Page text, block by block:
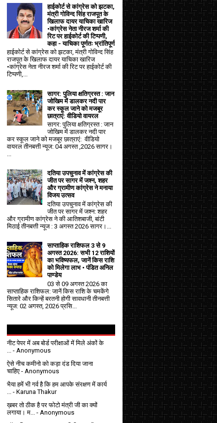
हाईकोर्ट से कांग्रेस को झटका,
मंत्री गोविन्द सिंह राजपूत के
खिलाफ दायर याचिका खारिज
•कांग्रेस नेता नीरज शर्मा की
रिट पर हाईकोर्ट की टिप्पणी,
कहा - याचिका पूर्णतः भ्रांतिपूर्ण
हाईकोर्ट से कांग्रेस को झटका, मंत्री गोविन्द सिंह
राजपूत के खिलाफ दायर याचिका खारिज
•कांग्रेस नेता नीरज शर्मा की रिट पर हाईकोर्ट की
टिप्पणी,...
सागर: पुलिया क्षतिग्रस्त : जान
जोखिम में डालकर नदी पार
कर स्कूल जाने को मजबूर
छात्राएं: वीडियो वायरल
सागर: पुलिया क्षतिग्रस्त : जान
जोखिम में डालकर नदी पार
कर स्कूल जाने को मजबूर छात्राएं: वीडियो
वायरल तीनबत्ती न्यूज: 04 अगस्त ,2026 सागर।
...
दतिया उपचुनाव में कांग्रेस की
जीत पर सागर में जश्न, शहर
और ग्रामीण कांग्रेस ने मनाया
विजय उत्सव
दतिया उपचुनाव में कांग्रेस की
जीत पर सागर में जश्न: शहर
और ग्रामीण कांग्रेस ने की आतिशबाजी, बांटी
मिठाई तीनबत्ती न्यूज : 3 अगस्त 2026 सागर।...
साप्ताहिक राशिफल 3 से 9
अगस्त 2026: सभी 12 राशियों
का भविष्यफल, जानें किस राशि
को मिलेगा लाभ • पंडित अनिल
पाण्डेय
03 से 09 अगस्त 2026 का
साप्ताहिक राशिफल: जानें किस राशि के चमकेंगे
सितारे और किन्हें बरतनी होगी सावधानी तीनबत्ती
न्यूज: 02 अगस्त, 2026 प्रसि...
नीट पेपर में अब बोर्ड परीक्षाओं में मिले अंकों के
- Anonymous
ऐसे नीच कमीनो को कड़ा दंड दिया जाना
चाहिए - Anonymous
भैया हमें भी गर्व है कि हम आपके संरक्षण में कार्य
- Karuna Thakur
ख़बर तो ठीक है पर फोटो मंत्री जी का क्यों
लगाया। म...
- Anonymous